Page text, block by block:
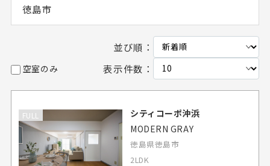
徳島市
並び順：
空室のみ 表示件数：
FULL
シティコーポ沖浜
MODERN GRAY
徳島県徳島市
2LDK